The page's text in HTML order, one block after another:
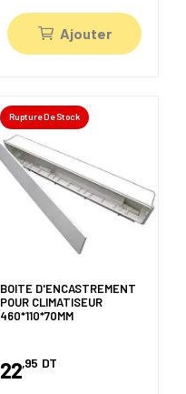
Ajouter
Rupture De Stock
BOITE D'ENCASTREMENT
POUR CLIMATISEUR
460*110*70MM
22,95 DT